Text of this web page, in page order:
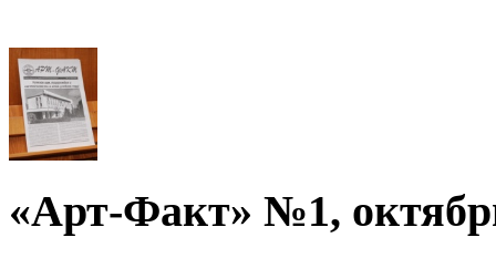
«Арт-Факт» №1,